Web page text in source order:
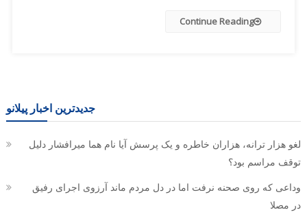
Continue Reading
جدیدترین اخبار پیلانو
لغو هزار ترانه، هزاران خاطره و یک پرسش آیا نام هما میرافشار دلیل
توقف مراسم بود؟
وداعی که روی صحنه نرفت اما در دل مردم ماند آرزوی اجرای رفیق
در مصلا